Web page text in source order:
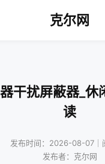
克尔网
干扰屏蔽器_
读
发布时间：2026-08-07｜
发布者：克尔网